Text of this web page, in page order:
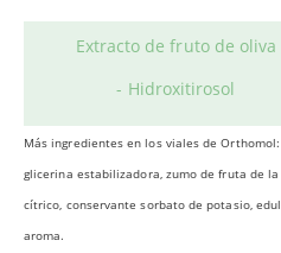
Extracto de fruto de oliva
- Hidroxitirosol
Más ingredientes en los viales de
glicerina estabilizadora, zumo de fruta de
cítrico, conservante sorbato de potasio,
aroma.